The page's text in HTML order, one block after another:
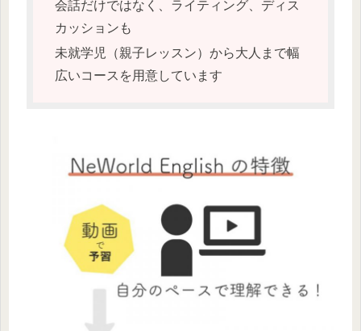
会話だけではなく、ライティング、ディス
カッションも
未就学児（親子レッスン）から大人まで幅
広いコースを用意しています